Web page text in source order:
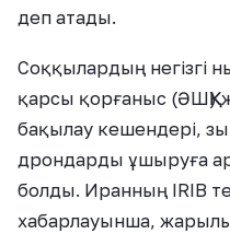
деп атады.
Соққылардың негізгі
қарсы қорғаныс (ӘШҚҚ)
бақылау кешендері,
дрондарды ұшыруға
болды. Иранның IRIB
хабарлауынша,